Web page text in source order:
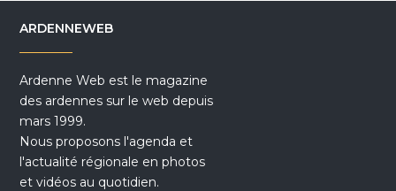
ARDENNEWEB
Ardenne Web est le magazine
des ardennes sur le web depuis
mars 1999.
Nous proposons l'agenda et
l'actualité régionale en photos
et vidéos au quotidien.